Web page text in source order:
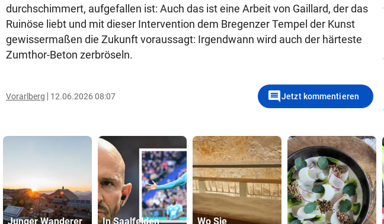
durchschimmert, aufgefallen ist: Auch das ist eine Arbeit von Gaillard, der das
Ruinöse liebt und mit dieser Intervention dem Bregenzer Tempel der Kunst
gewissermaßen die Zukunft voraussagt: Irgendwann wird auch der härteste
Zumthor-Beton zerbröseln.
Vorarlberg 12.06.2026 08:07 commentJetzt kommentieren
Junger Wanderer
In Saalfelden
Wo Sie